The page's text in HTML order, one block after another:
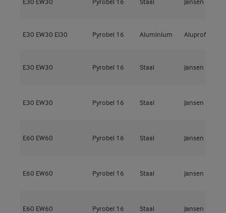
E30 EW30 EI30 Pyrobel 16 Aluminium Aluprof
E30 EW30 Pyrobel 16 Staal Jansen
E30 EW30 Pyrobel 16 Staal Jansen
E60 EW60 Pyrobel 16 Staal Jansen
E60 EW60 Pyrobel 16 Staal Jansen
E60 EW60 Pyrobel 16 Staal Jansen